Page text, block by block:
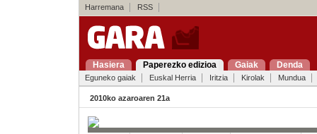
Harremana RSS
Hasiera Paperezko edizioa Gaiak Denda
Eguneko gaiak Euskal Herria Iritzia Kirolak Mundua
2010ko azaroaren 21a